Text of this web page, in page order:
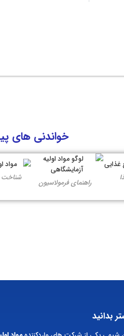
خواندنی های
راهنمای فرمولاسیون شناخت
بدانید